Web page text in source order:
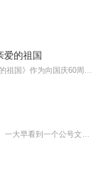
爱的祖国